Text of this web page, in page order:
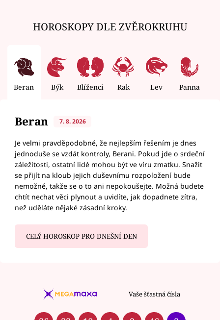
HOROSKOPY DLE ZVĚROKRUHU
Beran Býk Blíženci Rak Lev Panna
Beran 7. 8. 2026
Je velmi pravděpodobné, že nejlepším řešením je dnes
jednoduše se vzdát kontroly, Berani. Pokud jde o srdeční
záležitosti, ostatní lidé mohou být ve víru zmatku. Snažit
se přijít na kloub jejich duševnímu rozpoložení bude
nemožné, takže se o to ani nepokoušejte. Možná budete
chtít nechat věci plynout a uvidíte, jak dopadnete zítra,
než uděláte nějaké zásadní kroky.
CELÝ HOROSKOP PRO DNEŠNÍ DEN
Vaše šťastná čísla